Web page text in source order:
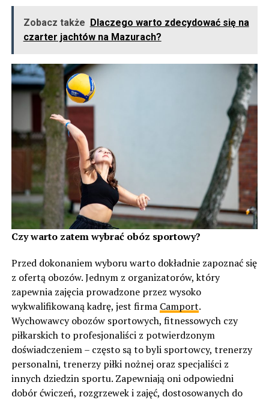
Zobacz także
Dlaczego warto zdecydować się na
czarter jachtów na Mazurach?
Czy warto zatem wybrać obóz sportowy?
Przed dokonaniem wyboru warto dokładnie zapoznać się
z ofertą obozów. Jednym z organizatorów, który
zapewnia zajęcia prowadzone przez wysoko
wykwalifikowaną kadrę, jest firma Camport.
Wychowawcy obozów sportowych, fitnessowych czy
piłkarskich to profesjonaliści z potwierdzonym
doświadczeniem – często są to byli sportowcy, trenerzy
personalni, trenerzy piłki nożnej oraz specjaliści z
innych dziedzin sportu. Zapewniają oni odpowiedni
dobór ćwiczeń, rozgrzewek i zajęć, dostosowanych do